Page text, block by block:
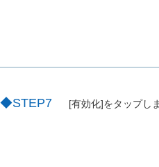
STEP7 [有効化]をタップし